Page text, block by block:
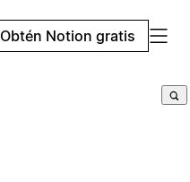
Obtén Notion gratis